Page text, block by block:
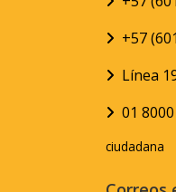
+57
Línea
01
ciudadana